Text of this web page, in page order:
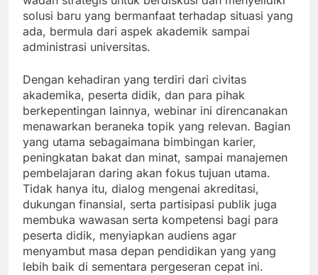
solusi baru yang bermanfaat terhadap situasi yang
ada, bermula dari aspek akademik sampai
administrasi universitas.
Dengan kehadiran yang terdiri dari civitas
akademika, peserta didik, dan para pihak
berkepentingan lainnya, webinar ini direncanakan
menawarkan beraneka topik yang relevan. Bagian
yang utama sebagaimana bimbingan karier,
peningkatan bakat dan minat, sampai manajemen
pembelajaran daring akan fokus tujuan utama.
Tidak hanya itu, dialog mengenai akreditasi,
dukungan finansial, serta partisipasi publik juga
membuka wawasan serta kompetensi bagi para
peserta didik, menyiapkan audiens agar
menyambut masa depan pendidikan yang yang
lebih baik di sementara pergeseran cepat ini.